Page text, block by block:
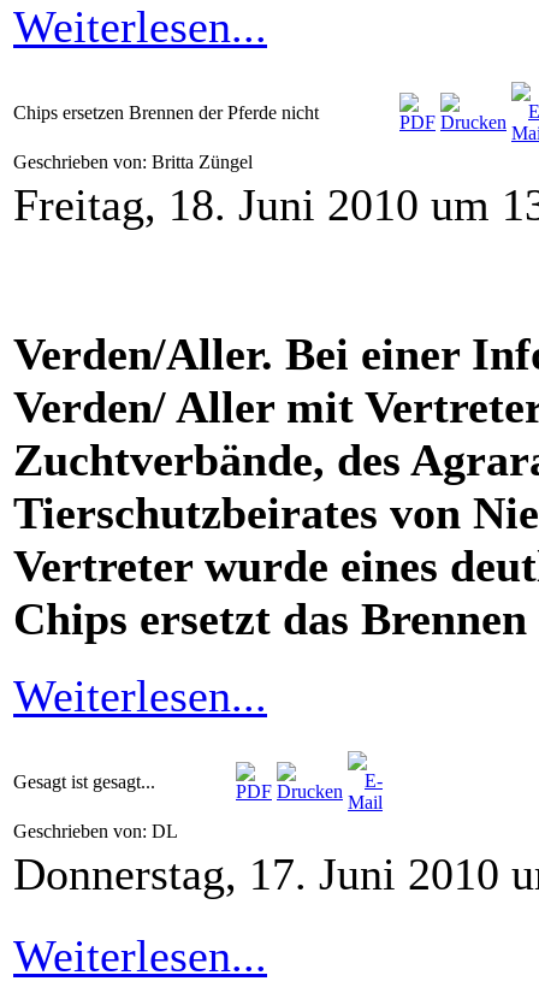
Weiterlesen...
Chips ersetzen Brennen der Pferde nicht
Geschrieben von: Britta Züngel
Freitag, 18. Juni 2010 um
Verden/Aller. Bei einer
Verden/ Aller mit
Zuchtverbände, des
Tierschutzbeirates von
Vertreter wurde eines
Chips ersetzt das
Weiterlesen...
Gesagt ist gesagt...
Geschrieben von: DL
Donnerstag, 17. Juni 2010
Weiterlesen...